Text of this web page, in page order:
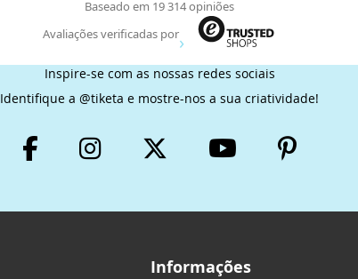
Baseado em 19 314opiniões
Avaliações verificadas por
Inspire-se com as nossas redes sociais
Identifique a @tiketa e mostre-nos a sua criatividade!
Informações